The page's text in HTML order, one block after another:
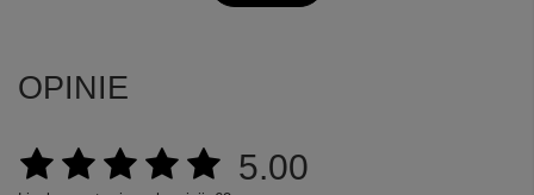
OPINIE
5.00